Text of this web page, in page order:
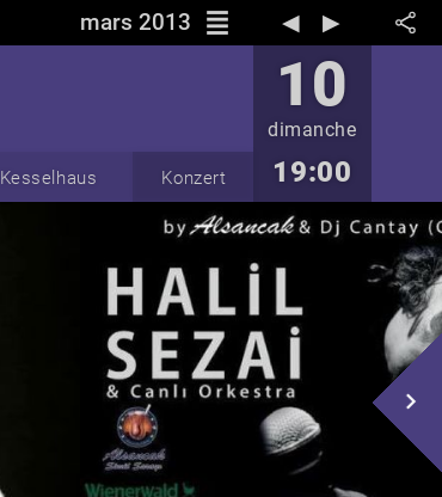
mars 2013 reorder ◀︎ ▶︎
10
dimanche
19:00
Kesselhaus Konzert
navigate_next